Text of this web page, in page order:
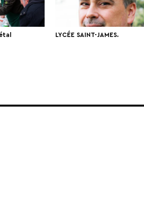
LYCÉE SAINT-JAMES.